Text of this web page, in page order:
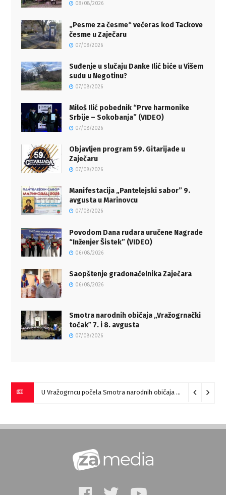
08/08/2026
„Pesme za česme“ večeras kod Tackove
česme u Zaječaru
07/08/2026
Suđenje u slučaju Danke Ilić biće u Višem
sudu u Negotinu?
07/08/2026
Miloš Ilić pobednik “Prve harmonike
Srbije – Sokobanja” (VIDEO)
07/08/2026
Objavljen program 59. Gitarijade u
Zaječaru
07/08/2026
Manifestacija „Pantelejski sabor” 9.
avgusta u Marinovcu
07/08/2026
Povodom Dana rudara uručene Nagrade
“Inženjer Šistek” (VIDEO)
06/08/2026
Saopštenje gradonačelnika Zaječara
06/08/2026
Smotra narodnih običaja „Vražogrnački
točakˮ 7. i 8. avgusta
07/08/2026
U Vražogrncu počela Smotra narodnih običaja „Vražogrnački točak“